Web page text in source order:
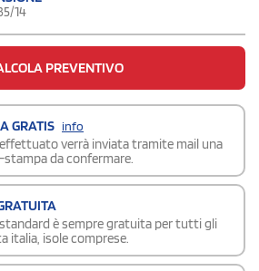
14
PREVENTIVO
GRATIS info
verrà inviata tramite mail una
da confermare.
è sempre gratuita per tutti gli
italia, isole comprese.